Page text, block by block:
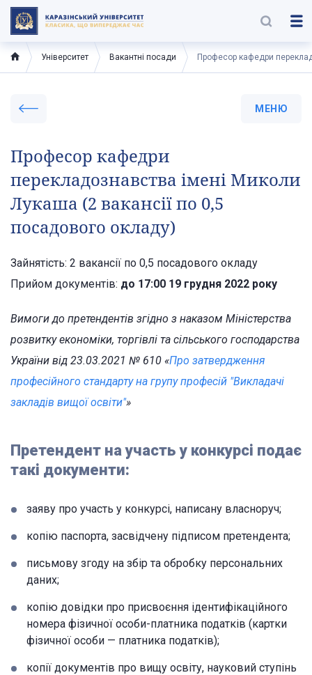
Університет Вакантні посади Професор кафедри
МЕНЮ
Професор кафедри
перекладознавства імені Миколи
Лукаша (2 вакансії по 0,5
посадового окладу)
Зайнятість: 2 вакансії по 0,5 посадового окладу
Прийом документів: до 17:00 19 грудня 2022 року
Вимоги до претендентів згідно з наказом Міністерства
розвитку економіки, торгівлі та сільського господарства
України від 23.03.2021 № 610 «Про затвердження
професійного стандарту на групу професій "Викладачі
закладів вищої освіти"»
Претендент на участь у конкурсі подає
такі документи:
заяву про участь у конкурсі, написану власноруч;
копію паспорта, засвідчену підписом претендента;
письмову згоду на збір та обробку персональних
даних;
копію довідки про присвоєння ідентифікаційного
номера фізичної особи-платника податків (картки
фізичної особи — платника податків);
копії документів про вищу освіту, науковий ступінь